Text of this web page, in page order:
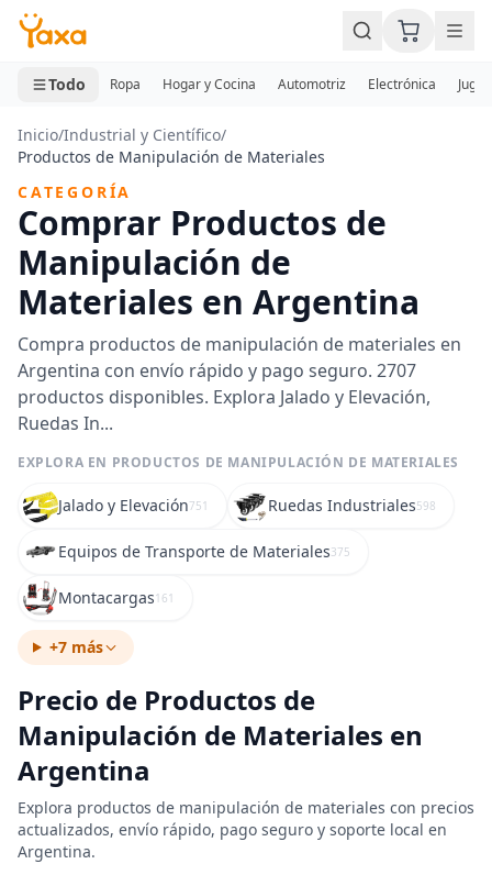
MINI CARRITO
0 productos
Todo Ropa Hogar y Cocina Automotriz Electrónica
Inicio/Industrial y Científico/
Productos de Manipulación de Materiales
CATEGORÍA
Comprar Productos de
Manipulación de
Materiales en Argentina
Compra productos de manipulación de materiales en
Argentina con envío rápido y pago seguro. 2707
productos disponibles. Explora Jalado y Elevación,
Ruedas In...
EXPLORA EN PRODUCTOS DE MANIPULACIÓN DE MATERIALES
Jalado y Elevación751 Ruedas Industriales598
Equipos de Transporte de Materiales375
Montacargas161
+7 más
Precio de Productos de
Manipulación de Materiales en
Argentina
Explora productos de manipulación de materiales con precios
actualizados, envío rápido, pago seguro y soporte local en
Argentina.